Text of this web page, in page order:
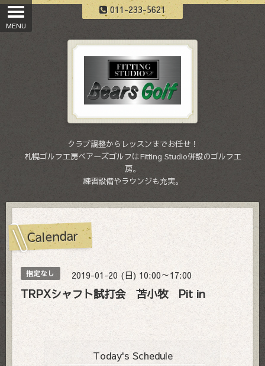
011-233-5621
クラブ調整からレッスンまでお任せ！
札幌ゴルフ工房ベアーズゴルフはFitting Studio併設のゴルフ工
房。
練習設備やラウンジも充実。
Calendar
指定なし 2019-01-20 (日) 10:00～17:00
TRPXシャフト試打会 苫小牧 Pit in
Today's Schedule